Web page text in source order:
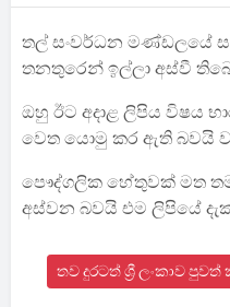
තල් සංවර්ධන මණ්ඩලයේ
තනතුරෙන් ඉල්ලා අස්වී
ඔහු ඊට අදාළ ලිපිය විෂය
වෙත යොමු කර ඇති බවයි
පෞද්ගලික හේතුවක් මත
අස්වන බවයි එම ලිපියේ
තව දුරටත් ශ්‍රී ලංකාව